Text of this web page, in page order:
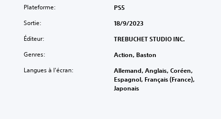
Plateforme: PS5
Sortie: 18/9/2023
Éditeur: TREBUCHET STUDIO INC.
Genres: Action, Baston
Langues à l'écran:
Allemand, Anglais, Coréen,
Espagnol, Français (France),
Japonais